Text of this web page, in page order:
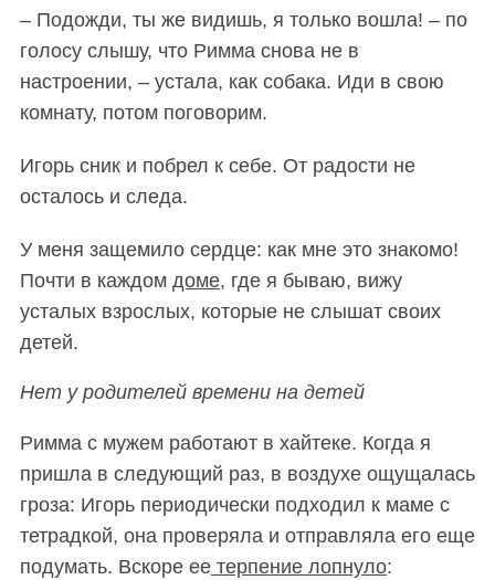
– Подожди, ты же видишь, я только вошла! – по
голосу слышу, что Римма снова не в
настроении, – устала, как собака. Иди в свою
комнату, потом поговорим.
Игорь сник и побрел к себе. От радости не
осталось и следа.
У меня защемило сердце: как мне это знакомо!
Почти в каждом доме, где я бываю, вижу
усталых взрослых, которые не слышат своих
детей.
Нет у родителей времени на детей
Римма с мужем работают в хайтеке. Когда я
пришла в следующий раз, в воздухе ощущалась
гроза: Игорь периодически подходил к маме с
тетрадкой, она проверяла и отправляла его еще
подумать. Вскоре ее терпение лопнуло: